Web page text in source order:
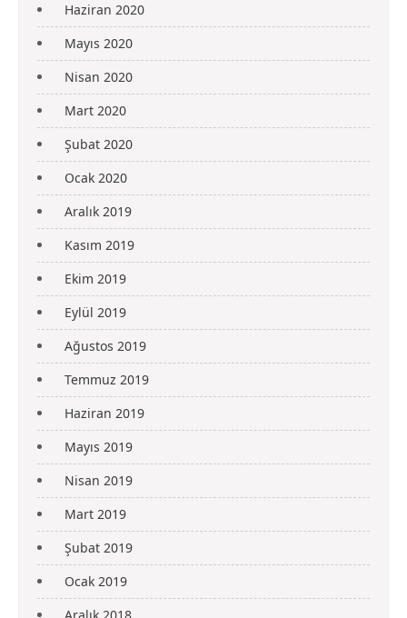
Haziran 2020
Mayıs 2020
Nisan 2020
Mart 2020
Şubat 2020
Ocak 2020
Aralık 2019
Kasım 2019
Ekim 2019
Eylül 2019
Ağustos 2019
Temmuz 2019
Haziran 2019
Mayıs 2019
Nisan 2019
Mart 2019
Şubat 2019
Ocak 2019